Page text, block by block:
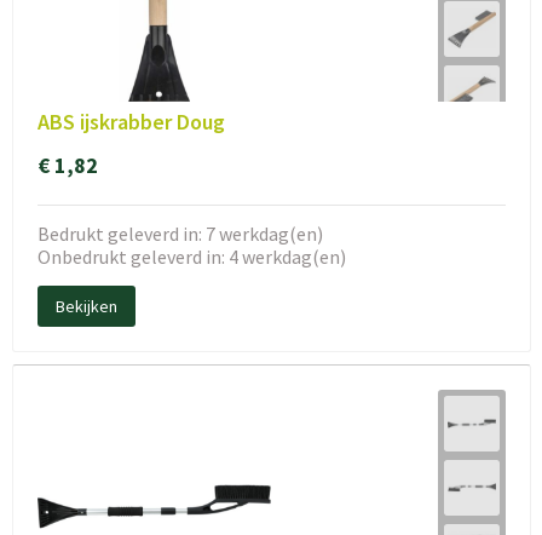
ABS ijskrabber Doug
€ 1,82
Bedrukt geleverd in: 7 werkdag(en)
Onbedrukt geleverd in: 4 werkdag(en)
Bekijken